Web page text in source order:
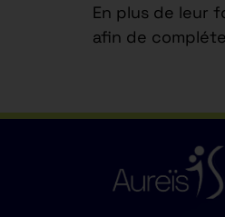
En plus de leur
afin de